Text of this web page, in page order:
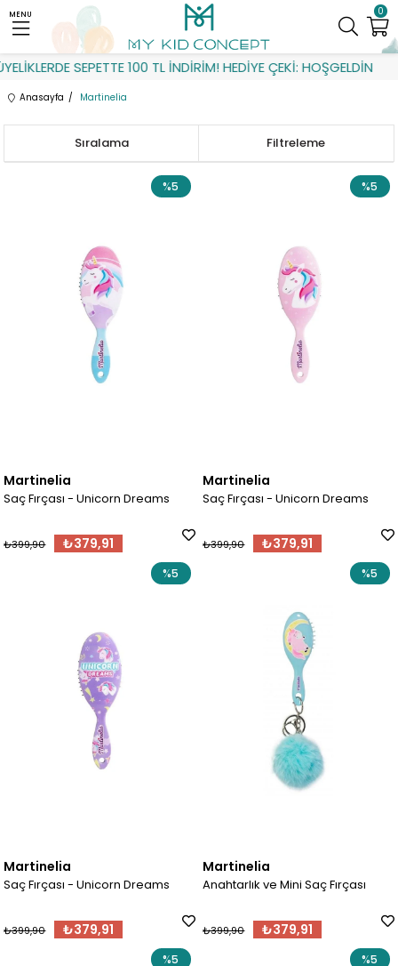
SEPETTE 100 TL İNDİRİM! HEDİYE ÇEKİ: HOŞGELDİN
0
MENU
Anasayfa Martinelia
Filtreleme
Sıralama
Martinelia
Saç Fırçası - Unicorn Dreams
₺379,91
₺399,90
%5
Martinelia
Saç Fırçası - Unicorn Dreams
₺379,91
₺399,90
%5
Martinelia
Saç Fırçası - Unicorn Dreams
₺379,91
₺399,90
%5
Martinelia
Anahtarlık ve Mini Saç Fırçası
₺379,91
₺399,90
%5
%5 %5